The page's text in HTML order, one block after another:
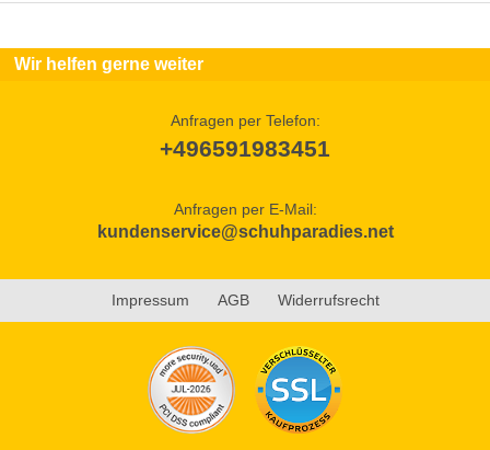
Wir helfen gerne weiter
Anfragen per Telefon:
+496591983451
Anfragen per E-Mail:
kundenservice@schuhparadies.net
Impressum AGB Widerrufsrecht